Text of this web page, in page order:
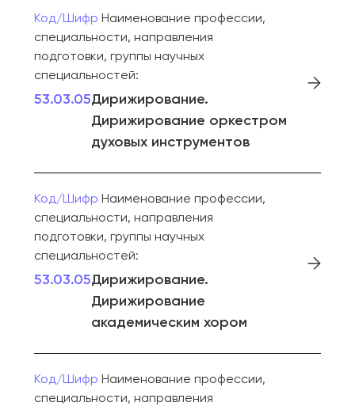
Код/Шифр Наименование профессии,
специальности, направления
подготовки, группы научных
специальностей:
53.03.05Дирижирование.
Дирижирование оркестром
духовых инструментов
Код/Шифр Наименование профессии,
специальности, направления
подготовки, группы научных
специальностей:
53.03.05Дирижирование.
Дирижирование
академическим хором
Код/Шифр Наименование профессии,
специальности, направления